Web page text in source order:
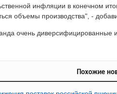
инфляции в конечном
объемы производства", -
очень диверсифицированные
Похожие